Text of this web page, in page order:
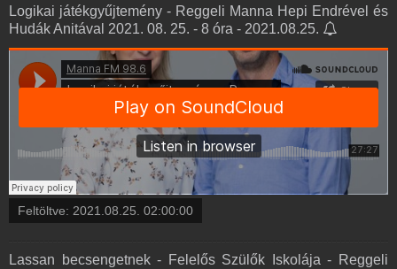
Logikai játékgyűjtemény - Reggeli Manna Hepi Endrével és
Hudák Anitával 2021. 08. 25. - 8 óra - 2021.08.25.
Feltöltve: 2021.08.25. 02:00:00
Lassan becsengetnek - Felelős Szülők Iskolája - Reggeli